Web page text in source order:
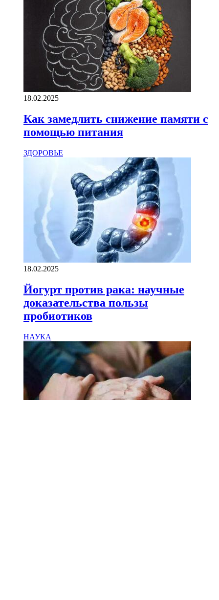
18.02.2025
Как замедлить снижение памяти с
помощью питания
ЗДОРОВЬЕ
18.02.2025
Йогурт против рака: научные
доказательства пользы
пробиотиков
НАУКА